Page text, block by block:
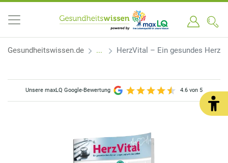
Gesundheitswissen.de HerzVital – Ein gesundes Herz
Unsere maxLQ Google-Bewertung 4.6 von 5